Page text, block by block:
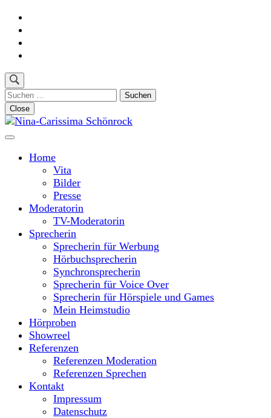
Skip
content
(Press
Suchen
nach:
Close
Nina-Carissima Schönrock
Home
Vita
Bilder
Presse
Moderatorin
TV-Moderatorin
Sprecherin
Sprecherin für Werbung
Hörbuchsprecherin
Synchronsprecherin
Sprecherin für Voice Over
Sprecherin für Hörspiele und Games
Mein Heimstudio
Hörproben
Showreel
Referenzen
Referenzen Moderation
Referenzen Sprechen
Kontakt
Impressum
Datenschutz